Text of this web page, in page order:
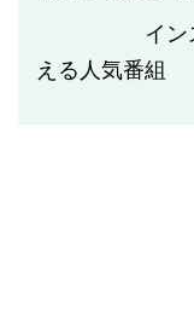
インスタ
える人気番組